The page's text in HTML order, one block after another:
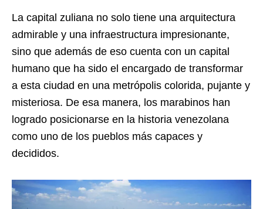
La capital zuliana no solo tiene una arquitectura
admirable y una infraestructura impresionante,
sino que además de eso cuenta con un capital
humano que ha sido el encargado de transformar
a esta ciudad en una metrópolis colorida, pujante y
misteriosa. De esa manera, los marabinos han
logrado posicionarse en la historia venezolana
como uno de los pueblos más capaces y
decididos.